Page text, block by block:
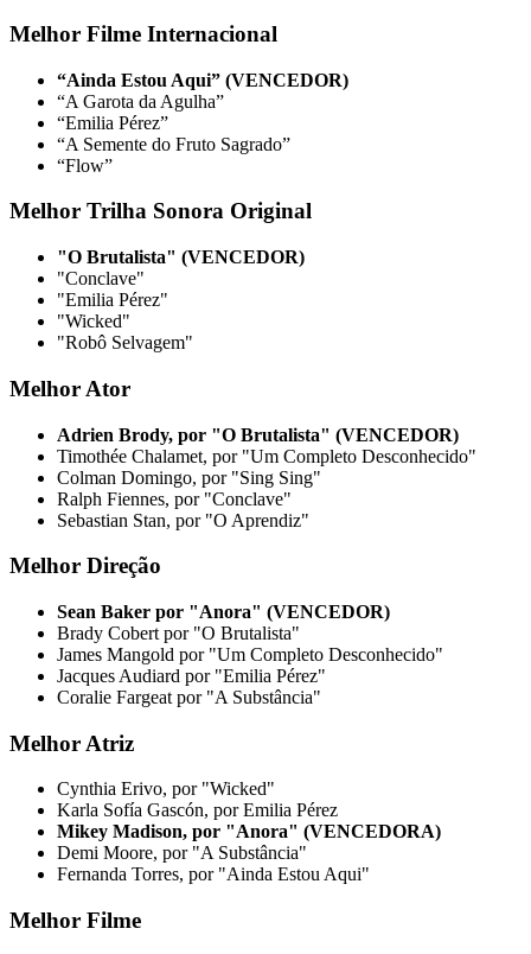
Melhor Filme Internacional
“Ainda Estou Aqui” (VENCEDOR)
“A Garota da Agulha”
“Emilia Pérez”
“A Semente do Fruto Sagrado”
“Flow”
Melhor Trilha Sonora Original
"O Brutalista" (VENCEDOR)
"Conclave"
"Emilia Pérez"
"Wicked"
"Robô Selvagem"
Melhor Ator
Adrien Brody, por "O Brutalista" (VENCEDOR)
Timothée Chalamet, por "Um Completo Desconhecido"
Colman Domingo, por "Sing Sing"
Ralph Fiennes, por "Conclave"
Sebastian Stan, por "O Aprendiz"
Melhor Direção
Sean Baker por "Anora" (VENCEDOR)
Brady Cobert por "O Brutalista"
James Mangold por "Um Completo Desconhecido"
Jacques Audiard por "Emilia Pérez"
Coralie Fargeat por "A Substância"
Melhor Atriz
Cynthia Erivo, por "Wicked"
Karla Sofía Gascón, por Emilia Pérez
Mikey Madison, por "Anora" (VENCEDORA)
Demi Moore, por "A Substância"
Fernanda Torres, por "Ainda Estou Aqui"
Melhor Filme